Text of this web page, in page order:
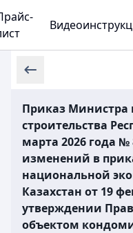
Приказ
строительства
марта 2026 года
изменений в
национальной
Казахстан от 19
утверждении
объектом